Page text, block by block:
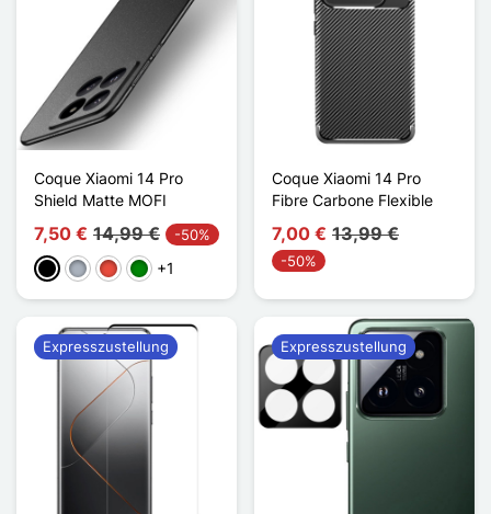
Coque Xiaomi 14 Pro
Shield Matte MOFI
7,50 € 14,99 € -50%
Schwarz
GrauRot Grün+1
Coque Xiaomi 14 Pro
Fibre Carbone Flexible
7,00 € 13,99 €
-50%
Expresszustellung Expresszustellung